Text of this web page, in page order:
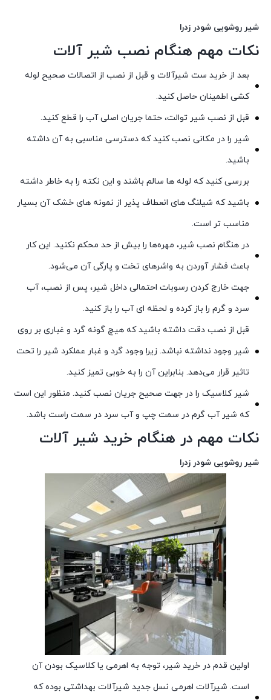
شیر روشویی شودر زدرا
نکات مهم هنگام نصب شیر آلات
بعد از خرید ست شیرآلات و قبل از نصب از اتصالات صحیح لوله
کشی اطمینان حاصل کنید.
قبل از نصب شیر توالت، حتما جریان اصلی آب را قطع کنید.
شیر را در مکانی نصب کنید که دسترسی مناسبی به آن داشته
باشید.
بررسی کنید که لوله ها سالم باشند و این نکته را به خاطر داشته
باشید که شیلنگ های انعطاف پذیر از نمونه های خشک آن بسیار
مناسب تر است.
در هنگام نصب شیر، مهره‌ها را بیش از حد محکم نکنید. این کار
باعث فشار آوردن به واشرهای تخت و پارگی آن می‌شود.
جهت خارج کردن رسوبات احتمالی داخل شیر، پس از نصب، آب
سرد و گرم را باز کرده و لحظه ای آب را باز کنید.
قبل از نصب دقت داشته باشید که هیچ گونه گرد و غباری بر روی
شیر وجود نداشته نباشد. زیرا وجود گرد و غبار عملکرد شیر را تحت
تاثیر قرار می‌دهد. بنابراین آن را به خوبی تمیز کنید.
شیر کلاسیک را در جهت صحیح جریان نصب کنید. منظور این است
که شیر آب گرم در سمت چپ و آب سرد در سمت راست باشد.
نکات مهم در هنگام خرید شیر آلات
شیر روشویی شودر زدرا
اولین قدم در خرید شیر، توجه به اهرمی یا کلاسیک بودن آن
است. شیرآلات اهرمی نسل جدید شیرآلات بهداشتی بوده که